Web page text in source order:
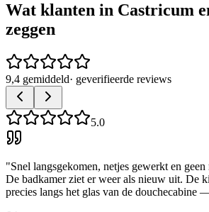
Wat klanten in Castricum
zeggen
9,4 gemiddeld· geverifieerde reviews
5.0
"Snel langsgekomen, netjes gewerkt en
De badkamer ziet er weer als nieuw uit. De
precies langs het glas van de douchecabine